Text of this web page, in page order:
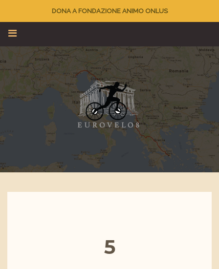
DONA A FONDAZIONE ANIMO ONLUS
5